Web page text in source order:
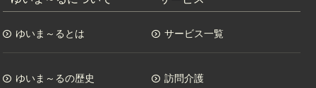
ゆいま～るとは
ゆいま～るの歴史
サービス一覧
訪問介護